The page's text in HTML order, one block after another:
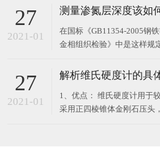
第一台以此方法进行试验的
试验的硬度计被称
27
2021-01
测量渗氮层深度该如
在国标《GB11354-2005钢
金相组织检验》中是这样规
取，也可用与零件的材料、
检测部位应有代表性，试样
取，在磨
27
2021-01
解析维氏硬度计的具
1、优点： 维氏硬度计用于
采用正四棱锥体金刚石压头